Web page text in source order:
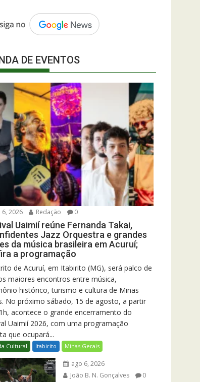
DE EVENTOS
6, 2026 Redação 0
Uaimií reúne Fernanda Takai,
Jazz Orquestra e grandes
da música brasileira em Acuruí;
a programação
de Acuruí, em Itabirito (MG), será palco de
maiores encontros entre música,
histórico, turismo e cultura de Minas
No próximo sábado, 15 de agosto, a partir
acontece o grande encerramento do
Uaimií 2026, com uma programação
que ocupará...
Cultural Itabirito Minas Gerais
ago 6, 2026
João B. N. Gonçalves
0